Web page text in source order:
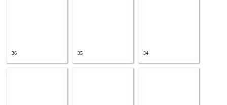
36 35 34